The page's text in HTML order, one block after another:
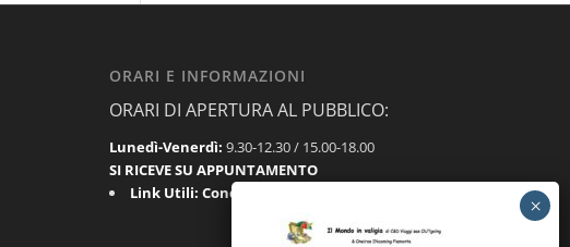
ORARI E INFORMAZIONI
ORARI DI APERTURA AL PUBBLICO:
Lunedì-Venerdì:9.30-12.30 / 15.00-18.00
SI RICEVE SU APPUNTAMENTO
Link Utili:Condizioni Generali